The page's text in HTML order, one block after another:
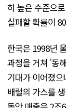
히 높은 수준으
실패할 확률이
한국은 1998년
과정을 거쳐 '동
기대가 이어졌
배럴의 가스를